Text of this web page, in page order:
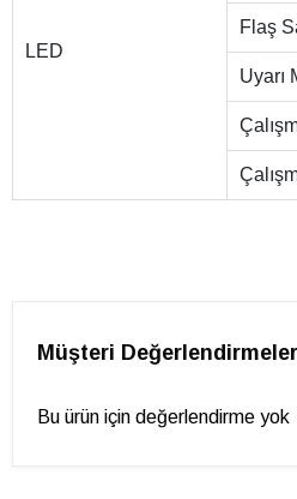
LED
Flaş
Uyarı
Müşteri
Bu ürün için değerlendirme yok